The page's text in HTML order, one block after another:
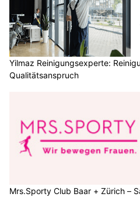
Yilmaz Reinigungsexperte:
Qualitätsanspruch
Mrs.Sporty Club Baar + Zürich –